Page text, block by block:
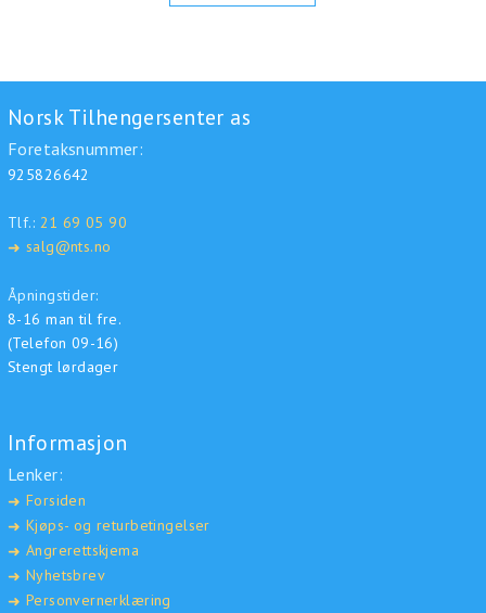
Norsk Tilhengersenter as
Foretaksnummer:
925826642
Tlf.: 21 69 05 90
➜ salg@nts.no
Åpningstider:
8-16 man til fre.
(Telefon 09-16)
Stengt lørdager
Informasjon
Lenker:
➜ Forsiden
➜ Kjøps- og returbetingelser
➜ Angrerettskjema
➜ Nyhetsbrev
➜ Personvernerklæring